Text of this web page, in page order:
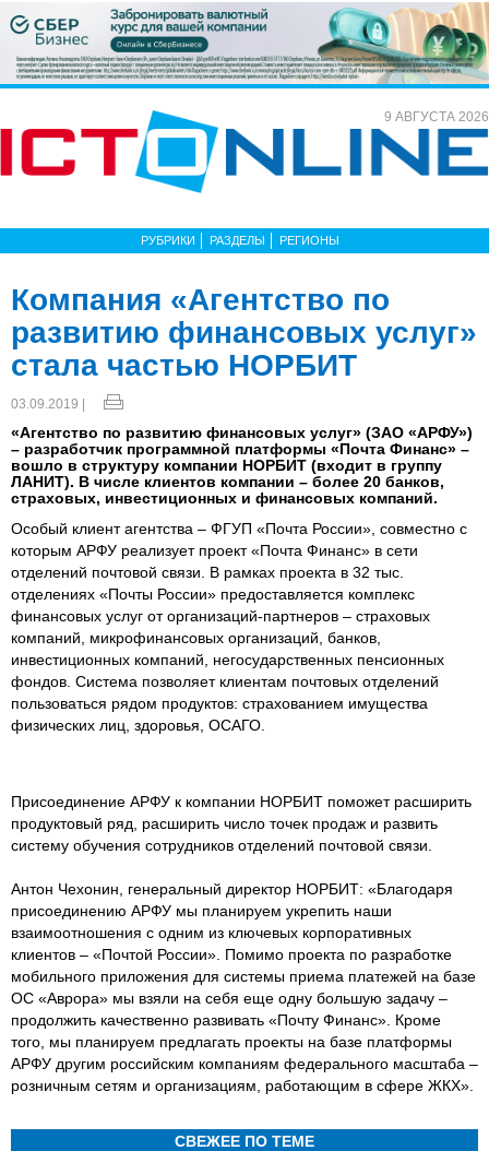
9 АВГУСТА 2026
РУБРИКИ РАЗДЕЛЫ РЕГИОНЫ
Компания «Агентство по
развитию финансовых услуг»
стала частью НОРБИТ
03.09.2019 |
«Агентство по развитию финансовых услуг» (ЗАО «АРФУ»)
– разработчик программной платформы «Почта Финанс» –
вошло в структуру компании НОРБИТ (входит в группу
ЛАНИТ). В числе клиентов компании – более 20 банков,
страховых, инвестиционных и финансовых компаний.
Особый клиент агентства – ФГУП «Почта России», совместно с
которым АРФУ реализует проект «Почта Финанс» в сети
отделений почтовой связи. В рамках проекта в 32 тыс.
отделениях «Почты России» предоставляется комплекс
финансовых услуг от организаций-партнеров – страховых
компаний, микрофинансовых организаций, банков,
инвестиционных компаний, негосударственных пенсионных
фондов. Система позволяет клиентам почтовых отделений
пользоваться рядом продуктов: страхованием имущества
физических лиц, здоровья, ОСАГО.
Присоединение АРФУ к компании НОРБИТ поможет расширить
продуктовый ряд, расширить число точек продаж и развить
систему обучения сотрудников отделений почтовой связи.
Антон Чехонин, генеральный директор НОРБИТ: «Благодаря
присоединению АРФУ мы планируем укрепить наши
взаимоотношения с одним из ключевых корпоративных
клиентов – «Почтой России». Помимо проекта по разработке
мобильного приложения для системы приема платежей на базе
ОС «Аврора» мы взяли на себя еще одну большую задачу –
продолжить качественно развивать «Почту Финанс». Кроме
того, мы планируем предлагать проекты на базе платформы
АРФУ другим российским компаниям федерального масштаба –
розничным сетям и организациям, работающим в сфере ЖКХ».
СВЕЖЕЕ ПО ТЕМЕ